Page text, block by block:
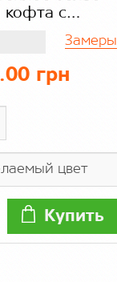
кофта с
и штаны
(вязка)
акрил
20%
Замеры
грн
Купить